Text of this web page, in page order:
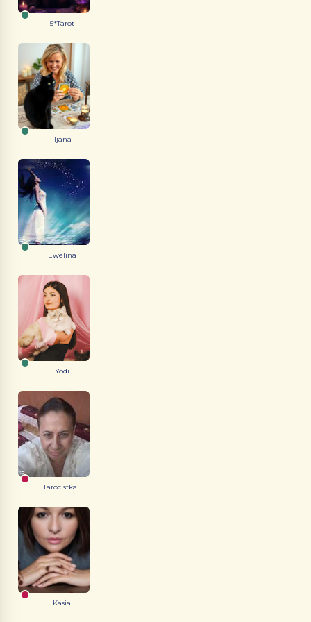
5*Tarot
Iljana
Ewelina
Yodi
Tarocistka...
Kasia